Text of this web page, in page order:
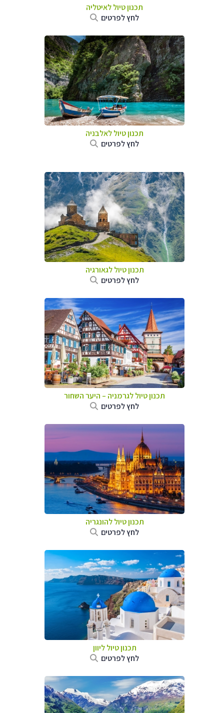
תכנון טיול לאיטליה
לחץ לפרטים
תכנון טיול לאלבניה
לחץ לפרטים
תכנון טיול לגאורגיה
לחץ לפרטים
תכנון טיול לגרמניה – היער השחור
לחץ לפרטים
תכנון טיול להונגריה
לחץ לפרטים
תכנון טיול ליוון
לחץ לפרטים